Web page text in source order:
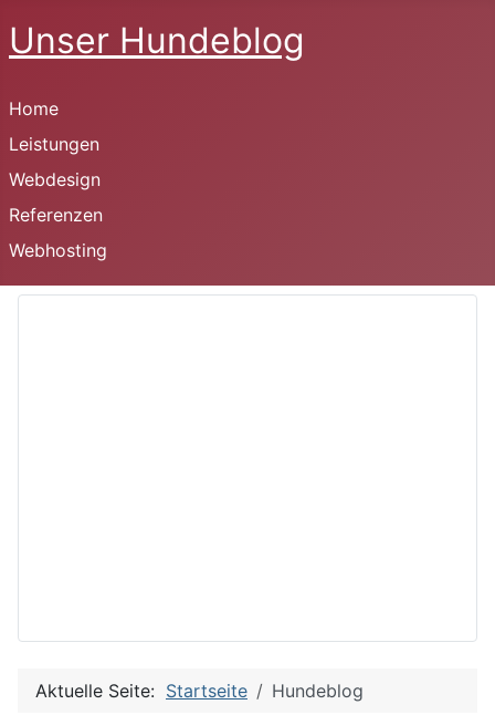
Unser Hundeblog
Home
Leistungen
Webdesign
Referenzen
Webhosting
Aktuelle Seite: Startseite Hundeblog